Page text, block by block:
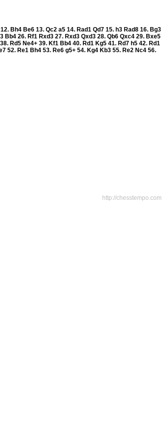
12. Bh4 Be6 13. Qc2 a5 14. Rad1 Qd7 15. h3 Rad8 16. Bg3
Bb4 26. Rf1 Rxd3 27. Rxd3 Qxd3 28. Qb6 Qxc4 29. Bxe5
38. Rd5 Ne4+ 39. Kf1 Bb4 40. Rd1 Kg5 41. Rd7 h5 42. Rd1
52. Re1 Bh4 53. Re6 g5+ 54. Kg4 Kb3 55. Re2 Nc4 56.
http://chesstempo.com